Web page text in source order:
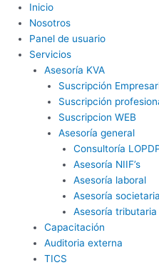
Inicio
Nosotros
Panel de usuario
Servicios
Asesoría KVA
Suscripción
Suscripción
Suscripcion WEB
Asesoría general
Consultoría
Asesoría NIIF’s
Asesoría laboral
Asesoría societaria
Asesoría tributaria
Capacitación
Auditoria externa
TICS